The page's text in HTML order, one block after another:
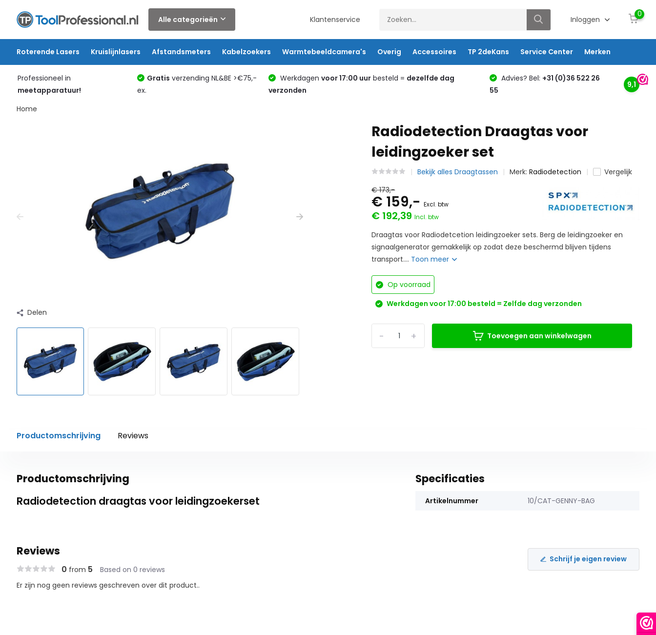
Alle categorieën Klantenservice Inloggen
0
Roterende Lasers Kruislijnlasers Afstandsmeters Kabelzoekers Warmtebeeldcamera's Overig Accessoires TP 2deKans Service Center Merken
Professioneel in
meetapparatuur!
Gratis verzending NL&BE >€75,-
ex.
Werkdagen voor 17:00 uurbesteld = dezelfde dag
verzonden
Advies? Bel: +31 (0)36 522 26
55
9,1
Home
Delen
Radiodetection Draagtas voor
leidingzoeker set
Bekijk alles Draagtassen Merk:Radiodetection
Vergelijk
€ 173,-
€ 159,-Excl. btw
€ 192,39Incl. btw
Draagtas voor Radiodetcetion leidingzoeker sets. Berg de leidingzoeker en
signaalgenerator gemakkelijk op zodat deze beschermd blijven tijdens
transport.... Toon meer
Op voorraad
Werkdagen voor 17:00 besteld = Zelfde dag verzonden
+
- Toevoegen aan winkelwagen
Productomschrijving Reviews
Productomschrijving
Radiodetection draagtas voor leidingzoekerset
Specificaties
Artikelnummer 10/CAT-GENNY-BAG
Reviews
0 from 5 Based on 0 reviews
Schrijf je eigen review
Er zijn nog geen reviews geschreven over dit product..